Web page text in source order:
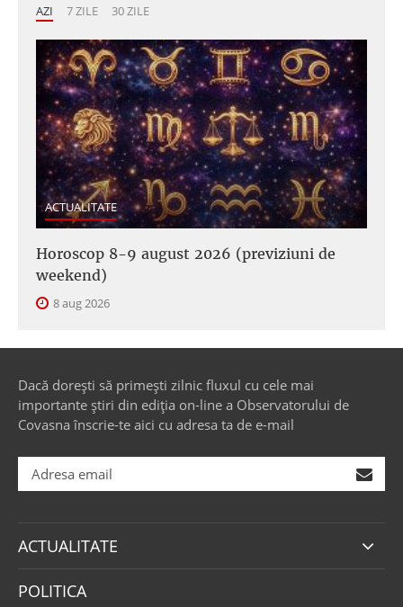
AZI 7 ZILE 30 ZILE
ACTUALITATE
Horoscop 8-9 august 2026 (previziuni de
weekend)
8 aug 2026
Dacă dorești să primești zilnic fluxul cu cele mai
importante știri din ediția on-line a Observatorului de
Covasna înscrie-te aici cu adresa ta de e-mail
ACTUALITATE
POLITICA